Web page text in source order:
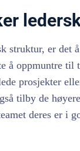
struktur, er det
å oppmuntre
prosjekter
tilby de
deres er i